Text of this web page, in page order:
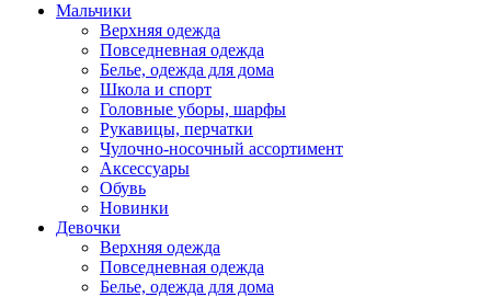
Мальчики
Верхняя одежда
Повседневная одежда
Белье, одежда для дома
Школа и спорт
Головные уборы, шарфы
Рукавицы, перчатки
Чулочно-носочный ассортимент
Аксессуары
Обувь
Новинки
Девочки
Верхняя одежда
Повседневная одежда
Белье, одежда для дома